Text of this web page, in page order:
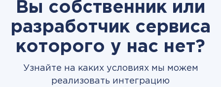
Вы собственник или
разработчик сервиса
которого у нас нет?
Узнайте на каких условиях мы можем
реализовать интеграцию